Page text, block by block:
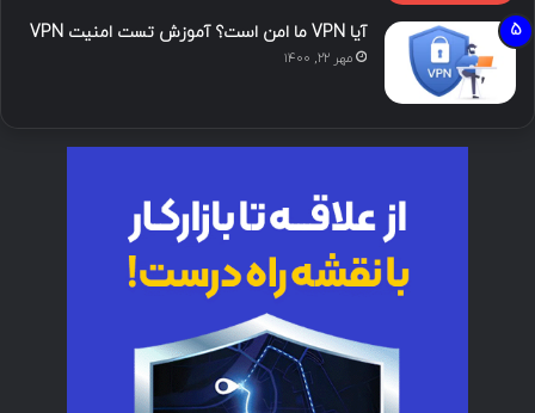
آیا VPN ما امن است؟ آموزش تست امنیت VPN
مهر ۲۲, ۱۴۰۰